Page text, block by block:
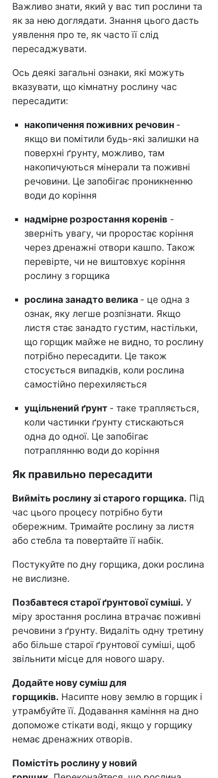
Важливо знати, який у вас тип рослини та
як за нею доглядати. Знання цього дасть
уявлення про те, як часто її слід
пересаджувати.
Ось деякі загальні ознаки, які можуть
вказувати, що кімнатну рослину час
пересадити:
накопичення поживних речовин -
якщо ви помітили будь-які залишки на
поверхні ґрунту, можливо, там
накопичуються мінерали та поживні
речовини. Це запобігає проникненню
води до коріння
надмірне розростання коренів -
зверніть увагу, чи проростає коріння
через дренажні отвори кашпо. Також
перевірте, чи не виштовхує коріння
рослину з горщика
рослина занадто велика - це одна з
ознак, яку легше розпізнати. Якщо
листя стає занадто густим, настільки,
що горщик майже не видно, то рослину
потрібно пересадити. Це також
стосується випадків, коли рослина
самостійно перехиляється
ущільнений ґрунт - таке трапляється,
коли частинки ґрунту стискаються
одна до одної. Це запобігає
потраплянню води до коріння
Як правильно пересадити
Вийміть рослину зі старого горщика. Під
час цього процесу потрібно бути
обережним. Тримайте рослину за листя
або стебла та повертайте її набік.
Постукуйте по дну горщика, доки рослина
не вислизне.
Позбавтеся старої ґрунтової суміші. У
міру зростання рослина втрачає поживні
речовини з ґрунту. Видаліть одну третину
або більше старої ґрунтової суміші, щоб
звільнити місце для нового шару.
Додайте нову суміш для
горщиків. Насипте нову землю в горщик і
утрамбуйте її. Додавання каміння на дно
допоможе стікати воді, якщо у горщику
немає дренажних отворів.
Помістіть рослину у новий